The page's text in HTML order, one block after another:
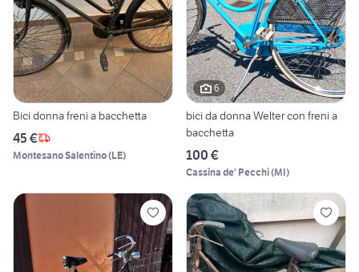
Bici donna freni a bacchetta
45 €
Montesano Salentino(LE)
6
bici da donna Welter con freni a
bacchetta
100 €
Cassina de' Pecchi(MI)